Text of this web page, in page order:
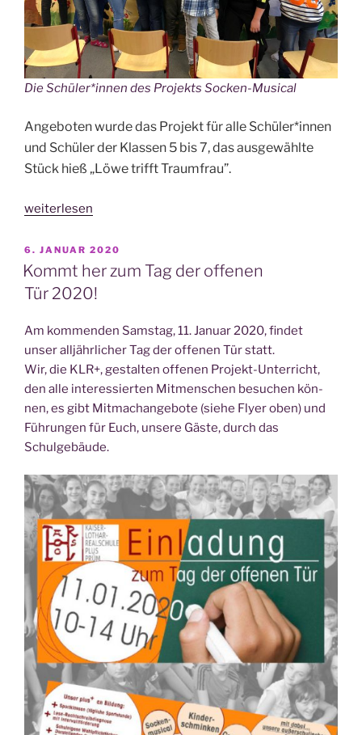
Die Schüler*innen des Pro­jekts Socken-Musical
Ange­bo­ten wur­de das Pro­jekt für alle Schüler*innen
und Schü­ler der Klas­sen 5 bis 7, das aus­ge­wähl­te
Stück hieß „Löwe trifft Traumfrau”.
„Pro­
ta­
ge
2020:
Socken-
Musi­
weiterlesen
VERÖFFENTLICHT
AM
6. JANUAR 2020
Kommt her zum Tag der offenen
Tür 2020!
Am kom­men­den Sams­tag, 11. Janu­ar 2020, fin­det
unser all­jähr­li­cher Tag der offe­nen Tür statt.
Wir, die KLR+, gestal­ten offe­nen Pro­jekt-Unter­richt,
den alle inter­es­sier­ten Mit­men­schen besu­chen kön­
nen, es gibt Mit­ma­ch­an­ge­bo­te (sie­he Fly­er oben) und
Füh­run­gen für Euch, unse­re Gäs­te, durch das
Schulgebäude.